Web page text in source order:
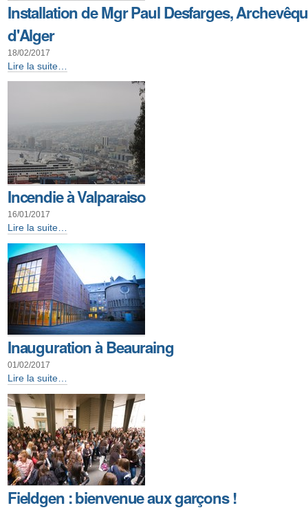
Installation de Mgr Paul Desfarges,
d'Alger
18/02/2017
Installation
d'Alger
Lire la suite…
Incendie à Valparaiso
16/01/2017
Incendie
Valparaiso
-
Lire la suite…
Inauguration à Beauraing
01/02/2017
Inauguration
Beauraing
-
Lire la suite…
Fieldgen : bienvenue aux garçons !